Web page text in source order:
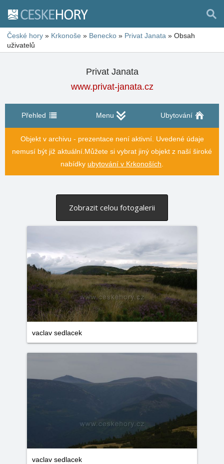
České hory » Krkonoše » Benecko » Privat Janata » Obsah
uživatelů
Privat Janata
www.privat-janata.cz
Přehled Menu Ubytování
Objekt v archivu - prezentace není aktivní. Uvedené údaje
nemusí být již aktuální. Můžete si vybrat jiný objekt z naší široké
nabídky ubytování v Krkonoších
Zobrazit celou fotogalerii
vaclav sedlacek
vaclav sedlacek